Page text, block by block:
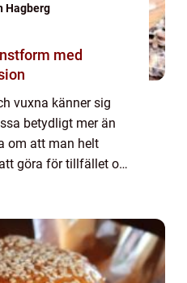
Hagberg
med
vuxna känner sig
betydligt mer än
om att man helt
göra för tillfället och